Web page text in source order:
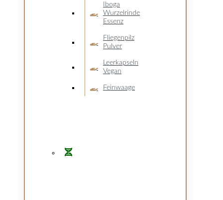
Iboga
Wurzelrinde
Essenz
Fliegenpilz
Pulver
Leerkapseln
Vegan
Feinwaage